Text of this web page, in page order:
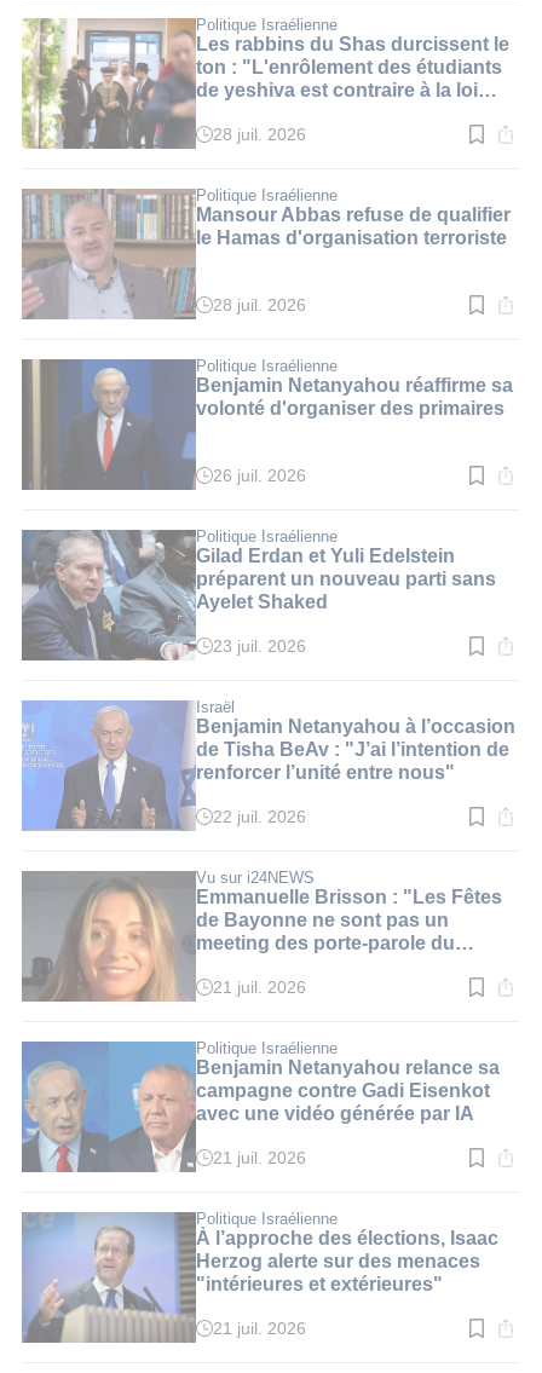
:
3
min.
Politique Israélienne
Les rabbins du Shas durcissent le
ton : "L'enrôlement des étudiants
de yeshiva est contraire à la loi
Temps
:
2
min.
28 juil. 2026
Politique Israélienne
Mansour Abbas refuse de qualifier
le Hamas d'organisation terroriste
Temps
:
2
min.
28 juil. 2026
Politique Israélienne
Benjamin Netanyahou réaffirme sa
volonté d'organiser des primaires
Temps
:
2
min.
26 juil. 2026
Politique Israélienne
Gilad Erdan et Yuli Edelstein
préparent un nouveau parti sans
Ayelet Shaked
Temps
:
2
min.
23 juil. 2026
Israël
Benjamin Netanyahou à l’occasion
de Tisha BeAv : "J’ai l’intention de
renforcer l’unité entre nous"
Temps
:
3
min.
22 juil. 2026
Vu sur i24NEWS
Emmanuelle Brisson : "Les Fêtes
de Bayonne ne sont pas un
meeting des porte-parole du
Temps
:
2
min.
21 juil. 2026
Politique Israélienne
Benjamin Netanyahou relance sa
campagne contre Gadi Eisenkot
avec une vidéo générée par IA
Temps
:
3
min.
21 juil. 2026
Politique Israélienne
À l’approche des élections, Isaac
Herzog alerte sur des menaces
"intérieures et extérieures"
Temps
21 juil. 2026